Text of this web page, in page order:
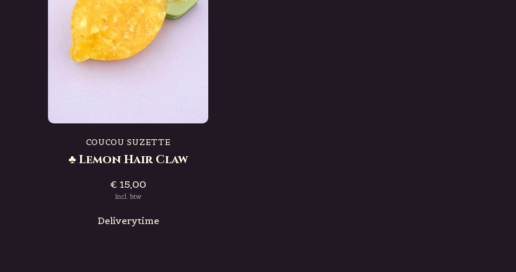
COUCOU SUZETTE
♣ Lemon Hair Claw
€ 15,00
Incl. btw
Deliverytime